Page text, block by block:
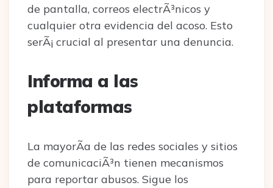
de pantalla, correos electrÃ³nicos y
cualquier otra evidencia del acoso. Esto
serÃ¡ crucial al presentar una denuncia.
Informa a las
plataformas
La mayorÃ­a de las redes sociales y sitios
de comunicaciÃ³n tienen mecanismos
para reportar abusos. Sigue los